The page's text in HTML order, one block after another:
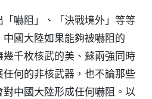
嚇阻」、「決戰境外」等等
國大陸如果能夠被嚇阻的
千枚核武的美、蘇兩強同時
何的非核武器，也不論那些
中國大陸形成任何嚇阻。以